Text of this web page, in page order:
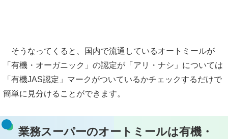
そうなってくると、国内で流通しているオートミールが
「有機・オーガニック」の認定が「アリ・ナシ」については
「有機JAS認定」マークがついているかチェックするだけで
簡単に見分けることができます。
業務スーパーのオートミールは有機・